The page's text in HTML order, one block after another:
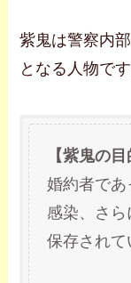
紫鬼は警察内
となる人物です
【紫鬼の目
婚約者であ
感染、さ
保存されて